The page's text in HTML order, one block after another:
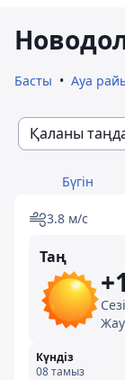
Басты Ауа
Қаланы
Бүгін
3.8 м/с
Таң
Күндіз
08 тамыз